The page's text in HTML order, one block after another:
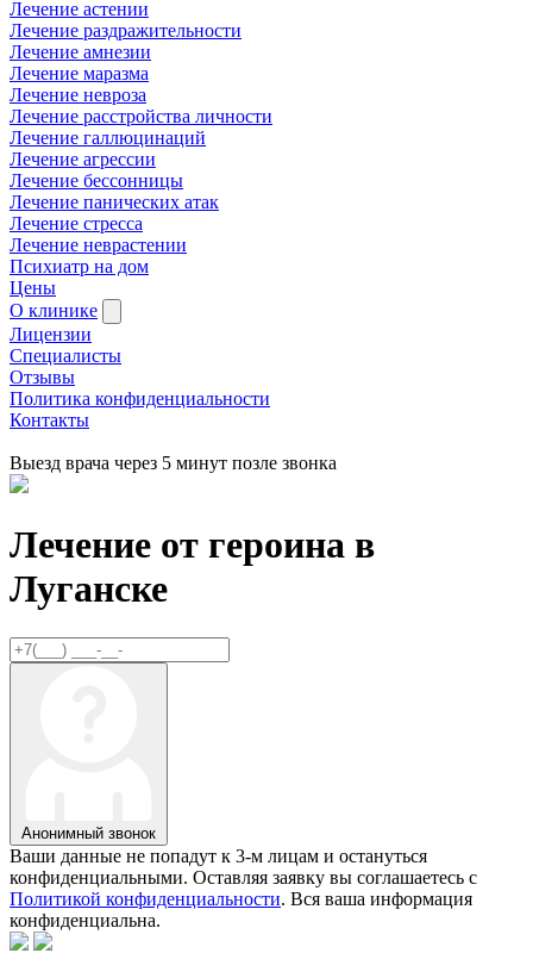
Лечение астении
Лечение раздражительности
Лечение амнезии
Лечение маразма
Лечение невроза
Лечение расстройства личности
Лечение галлюцинаций
Лечение агрессии
Лечение бессонницы
Лечение панических атак
Лечение стресса
Лечение неврастении
Психиатр на дом
Цены
О клинике
Лицензии
Специалисты
Отзывы
Политика конфиденциальности
Контакты
Выезд врача через 5 минут позле звонка
Лечение от героина в
Луганске
Анонимный звонок
Ваши данные не попадут к 3-м лицам и остануться
конфиденциальными. Оставляя заявку вы соглашаетесь с
Политикой конфиденциальности. Вся ваша информация
конфиденциальна.